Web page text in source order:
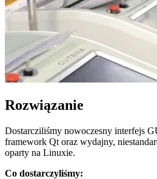
Rozwiązanie
Dostarcziliśmy nowoczesny interfejs
framework Qt oraz wydajny,
oparty na Linuxie.
Co dostarczyliśmy: